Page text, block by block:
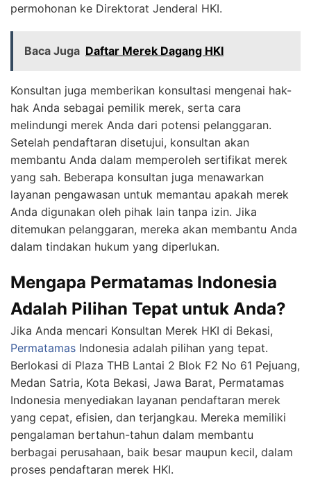
permohonan ke Direktorat Jenderal HKI.
Baca Juga Daftar Merek Dagang HKI
Konsultan juga memberikan konsultasi mengenai hak-
hak Anda sebagai pemilik merek, serta cara
melindungi merek Anda dari potensi pelanggaran.
Setelah pendaftaran disetujui, konsultan akan
membantu Anda dalam memperoleh sertifikat merek
yang sah. Beberapa konsultan juga menawarkan
layanan pengawasan untuk memantau apakah merek
Anda digunakan oleh pihak lain tanpa izin. Jika
ditemukan pelanggaran, mereka akan membantu Anda
dalam tindakan hukum yang diperlukan.
Mengapa Permatamas Indonesia
Adalah Pilihan Tepat untuk Anda?
Jika Anda mencari Konsultan Merek HKI di Bekasi,
Permatamas Indonesia adalah pilihan yang tepat.
Berlokasi di Plaza THB Lantai 2 Blok F2 No 61 Pejuang,
Medan Satria, Kota Bekasi, Jawa Barat, Permatamas
Indonesia menyediakan layanan pendaftaran merek
yang cepat, efisien, dan terjangkau. Mereka memiliki
pengalaman bertahun-tahun dalam membantu
berbagai perusahaan, baik besar maupun kecil, dalam
proses pendaftaran merek HKI.